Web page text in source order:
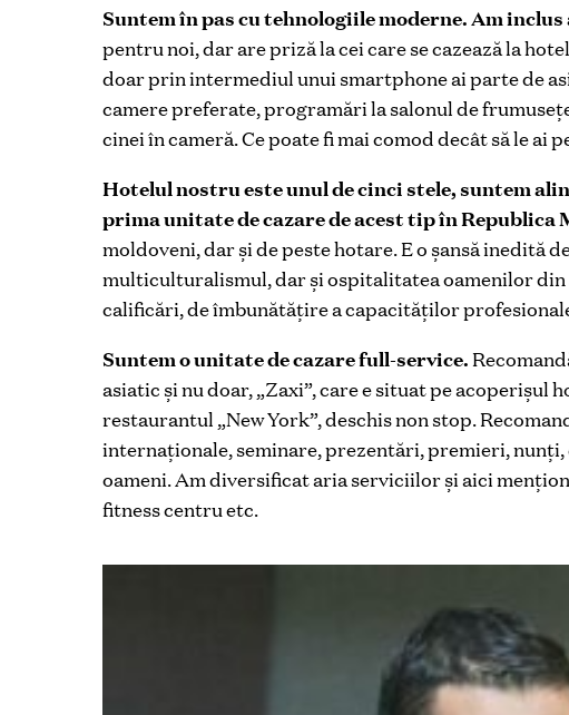
Suntem în pas cu tehnologiile moderne.Am inclus
pentru noi, dar are priză la cei care se cazează la
doar prin intermediul unui smartphone ai parte de
camere preferate, programări la salonul de
cinei în cameră. Ce poate fi mai comod decât să le ai
Hotelul nostru este unul de cinci stele, suntem
prima unitate de cazare de acest tip în Republica
moldoveni, dar și de peste hotare. E o șansă inedită
multiculturalismul, dar și ospitalitatea oamenilor
calificări, de îmbunătățire a capacităților
Suntem o unitate de cazare full-service.
asiatic și nu doar, „Zaxi”, care e situat pe acoperișul
restaurantul „New York”, deschis non stop.
internaționale, seminare, prezentări, premieri,
oameni. Am diversificat aria serviciilor și aici
fitness centru etc.